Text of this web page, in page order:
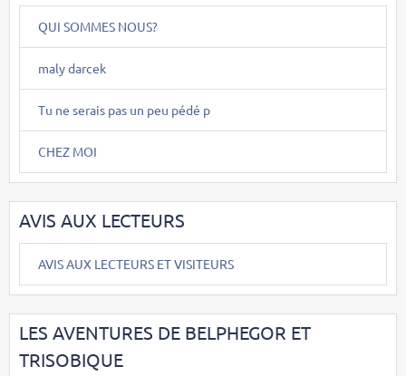
QUI SOMMES NOUS?
maly darcek
Tu ne serais pas un peu pédé p
CHEZ MOI
AVIS AUX LECTEURS
AVIS AUX LECTEURS ET VISITEURS
LES AVENTURES DE BELPHEGOR ET
TRISOBIQUE